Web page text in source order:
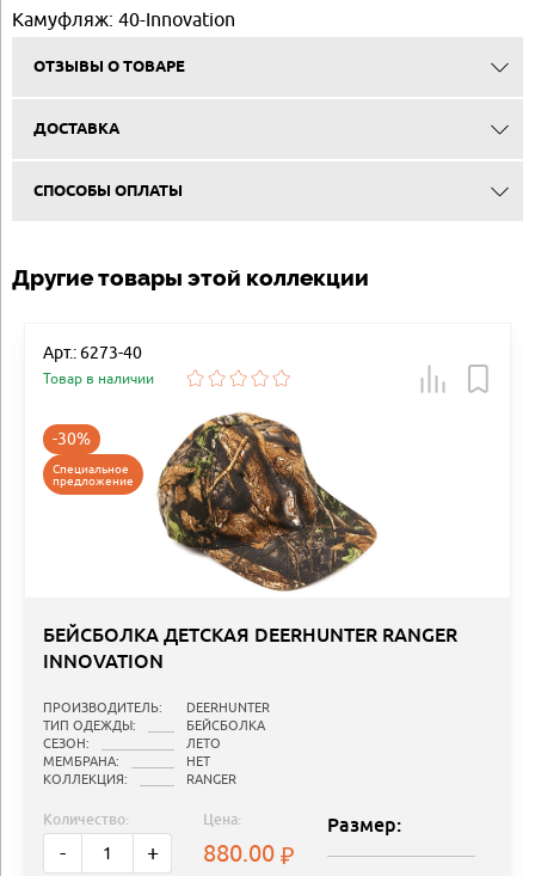
Камуфляж: 40-Innovation
ОТЗЫВЫ О ТОВАРЕ
ДОСТАВКА
СПОСОБЫ ОПЛАТЫ
Другие товары этой коллекции
Арт.: 6273-40
Товар в наличии
-30%
Специальное
предложение
БЕЙСБОЛКА ДЕТСКАЯ DEERHUNTER RANGER
INNOVATION
ПРОИЗВОДИТЕЛЬ:
DEERHUNTER
ТИП ОДЕЖДЫ:
БЕЙСБОЛКА
СЕЗОН:
ЛЕТО
МЕМБРАНА:
НЕТ
КОЛЛЕКЦИЯ:
RANGER
Количество:
- +
Цена:
880.00
Размер: